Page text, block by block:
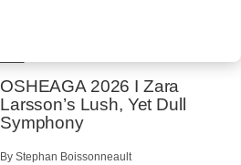
OSHEAGA 2026 I Zara
Larsson’s Lush, Yet Dull
Symphony
By Stephan Boissonneault